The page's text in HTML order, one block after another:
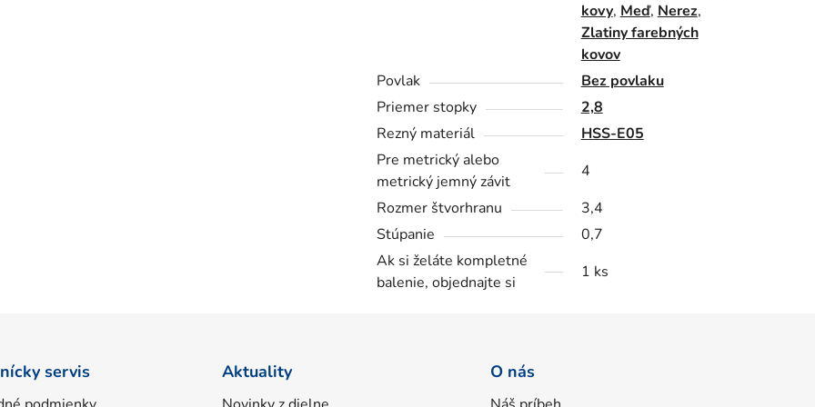
kovy, Meď, Nerez,
Zlatiny farebných
kovov
Povlak
Bez povlaku
Priemer stopky
2,8
Rezný materiál
HSS-E05
Pre metrický alebo
metrický jemný závit
4
Rozmer štvorhranu
3,4
Stúpanie
0,7
Ak si želáte kompletné
balenie, objednajte si
1 ks
servis Aktuality O nás